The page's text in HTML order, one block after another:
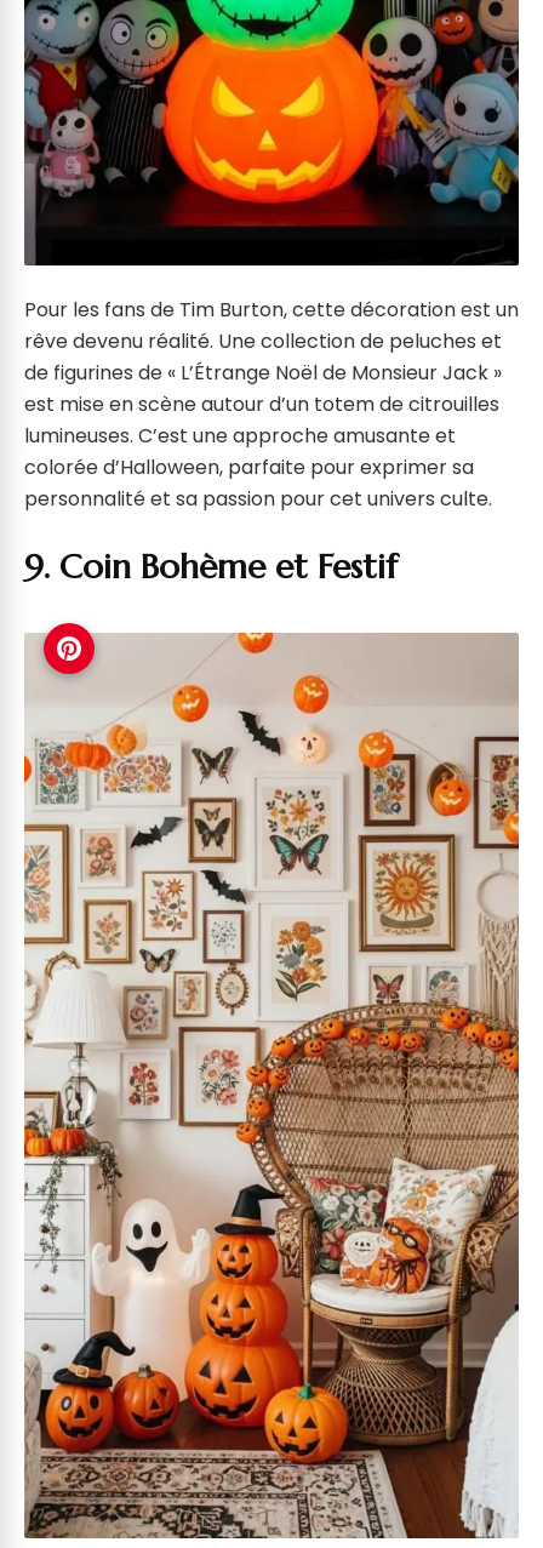
Pour les fans de Tim Burton, cette décoration est un
rêve devenu réalité. Une collection de peluches et
de figurines de « L’Étrange Noël de Monsieur Jack »
est mise en scène autour d’un totem de citrouilles
lumineuses. C’est une approche amusante et
colorée d’Halloween, parfaite pour exprimer sa
personnalité et sa passion pour cet univers culte.
9. Coin Bohème et Festif